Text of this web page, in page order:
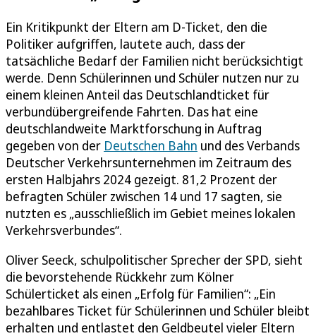
Ein Kritikpunkt der Eltern am D-Ticket, den die
Politiker aufgriffen, lautete auch, dass der
tatsächliche Bedarf der Familien nicht berücksichtigt
werde. Denn Schülerinnen und Schüler nutzen nur zu
einem kleinen Anteil das Deutschlandticket für
verbundübergreifende Fahrten. Das hat eine
deutschlandweite Marktforschung in Auftrag
gegeben von der Deutschen Bahn und des Verbands
Deutscher Verkehrsunternehmen im Zeitraum des
ersten Halbjahrs 2024 gezeigt. 81,2 Prozent der
befragten Schüler zwischen 14 und 17 sagten, sie
nutzten es „ausschließlich im Gebiet meines lokalen
Verkehrsverbundes“.
Oliver Seeck, schulpolitischer Sprecher der SPD, sieht
die bevorstehende Rückkehr zum Kölner
Schülerticket als einen „Erfolg für Familien“: „Ein
bezahlbares Ticket für Schülerinnen und Schüler bleibt
erhalten und entlastet den Geldbeutel vieler Eltern